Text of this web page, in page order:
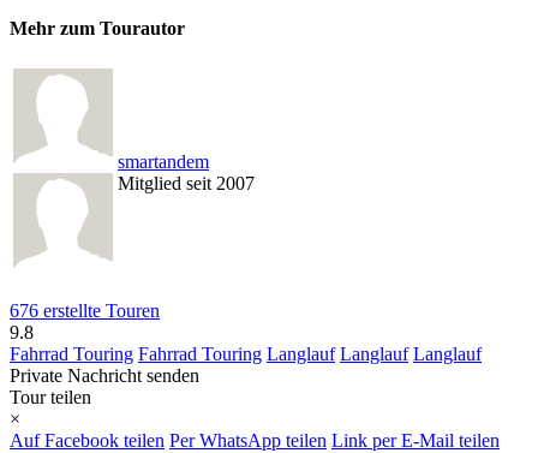
Mehr zum Tourautor
smartandem
Mitglied seit 2007
676 erstellte Touren
9.8
Fahrrad Touring Fahrrad Touring Langlauf Langlauf Langlauf
Private Nachricht senden
Tour teilen
×
Auf Facebook teilen Per WhatsApp teilen Link per E-Mail teilen